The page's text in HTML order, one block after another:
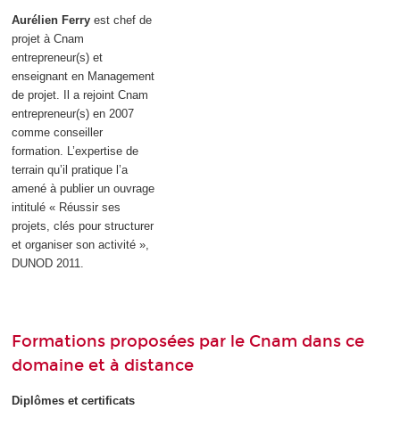
Aurélien Ferry est chef de
projet à Cnam
entrepreneur(s) et
enseignant en Management
de projet. Il a rejoint Cnam
entrepreneur(s) en 2007
comme conseiller
formation. L’expertise de
terrain qu’il pratique l’a
amené à publier un ouvrage
intitulé « Réussir ses
projets, clés pour structurer
et organiser son activité »,
DUNOD 2011.
Formations proposées par le Cnam dans ce
domaine et à distance
Diplômes et certificats